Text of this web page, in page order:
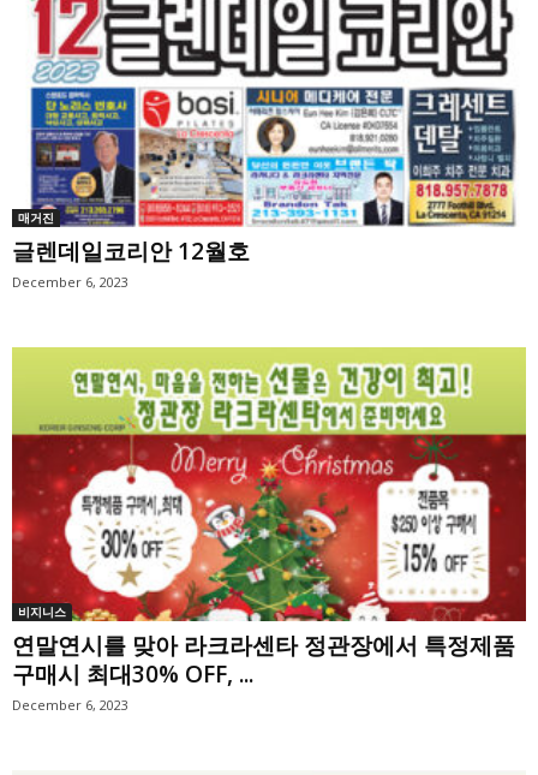
매거진
글렌데일코리안 12월호
December 6, 2023
비지니스
연말연시를 맞아 라크라센타 정관장에서 특정제품
구매시 최대30% OFF, ...
December 6, 2023